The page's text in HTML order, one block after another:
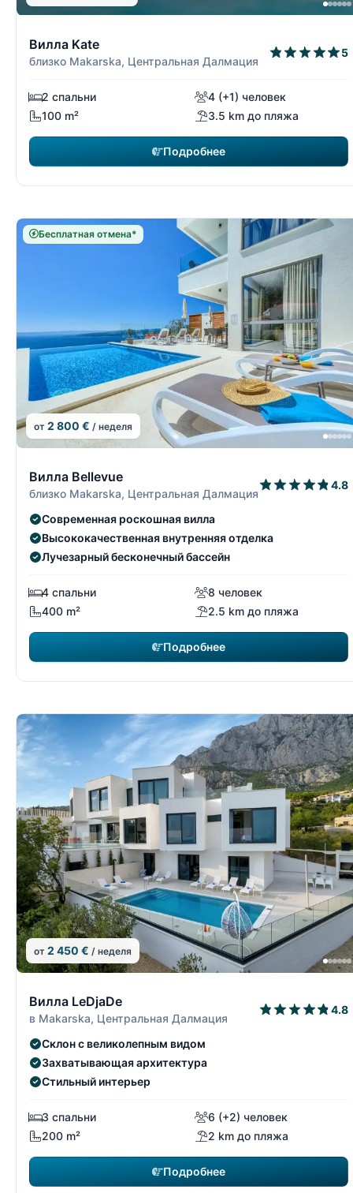
Вилла Kate
близко Makarska, Центральная Далмация
5
2 спальни
4 (+1) человек
100 m²
3.5 km до пляжа
Подробнее
Бесплатная отмена*
от 2 800 € / неделя
Вилла Bellevue
близко Makarska, Центральная Далмация
4.8
Современная роскошная вилла
Высококачественная внутренняя отделка
Лучезарный бесконечный бассейн
4 спальни
8 человек
400 m²
2.5 km до пляжа
Подробнее
от 2 450 € / неделя
Вилла LeDjaDe
в Makarska, Центральная Далмация
4.8
Склон с великолепным видом
Захватывающая архитектура
Стильный интерьер
3 спальни
6 (+2) человек
200 m²
2 km до пляжа
Подробнее